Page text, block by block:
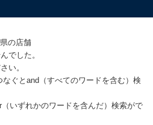
の店舗
でした。
い。
なぐとand（すべてのワードを含む）検
（いずれかのワードを含んだ）検索がで